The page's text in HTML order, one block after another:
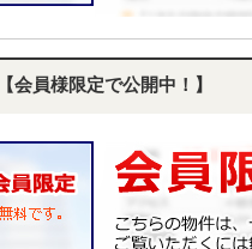
【会員様限定で公開中！】